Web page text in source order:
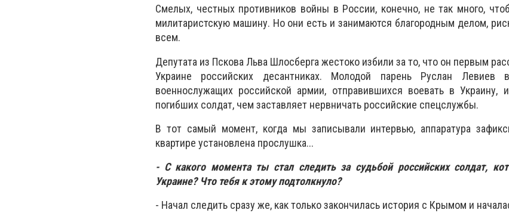
Смелых, честных противников войны в России, конечно, не так много,
милитаристскую машину. Но они есть и занимаются благородным делом,
всем.
Депутата из Пскова Льва Шлосберга жестоко избили за то, что он первым
Украине российских десантниках. Молодой парень Руслан Левиев
военнослужащих российской армии, отправившихся воевать в Украину,
погибших солдат, чем заставляет нервничать российские спецслужбы.
В тот самый момент, когда мы записывали интервью, аппаратура
квартире установлена прослушка...
- С какого момента ты стал следить за судьбой российских солдат,
Украине? Что тебя к этому подтолкнуло?
- Начал следить сразу же, как только закончилась история с Крымом и